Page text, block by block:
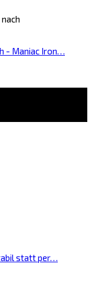
- Maniac Iron…
statt per…